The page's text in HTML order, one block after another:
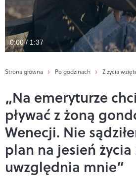
0:00 / 1:37
Strona główna Po godzinach Z życia
„Na emeryturze
pływać z żoną
Wenecji. Nie
plan na jesień życia
uwzględnia mnie”